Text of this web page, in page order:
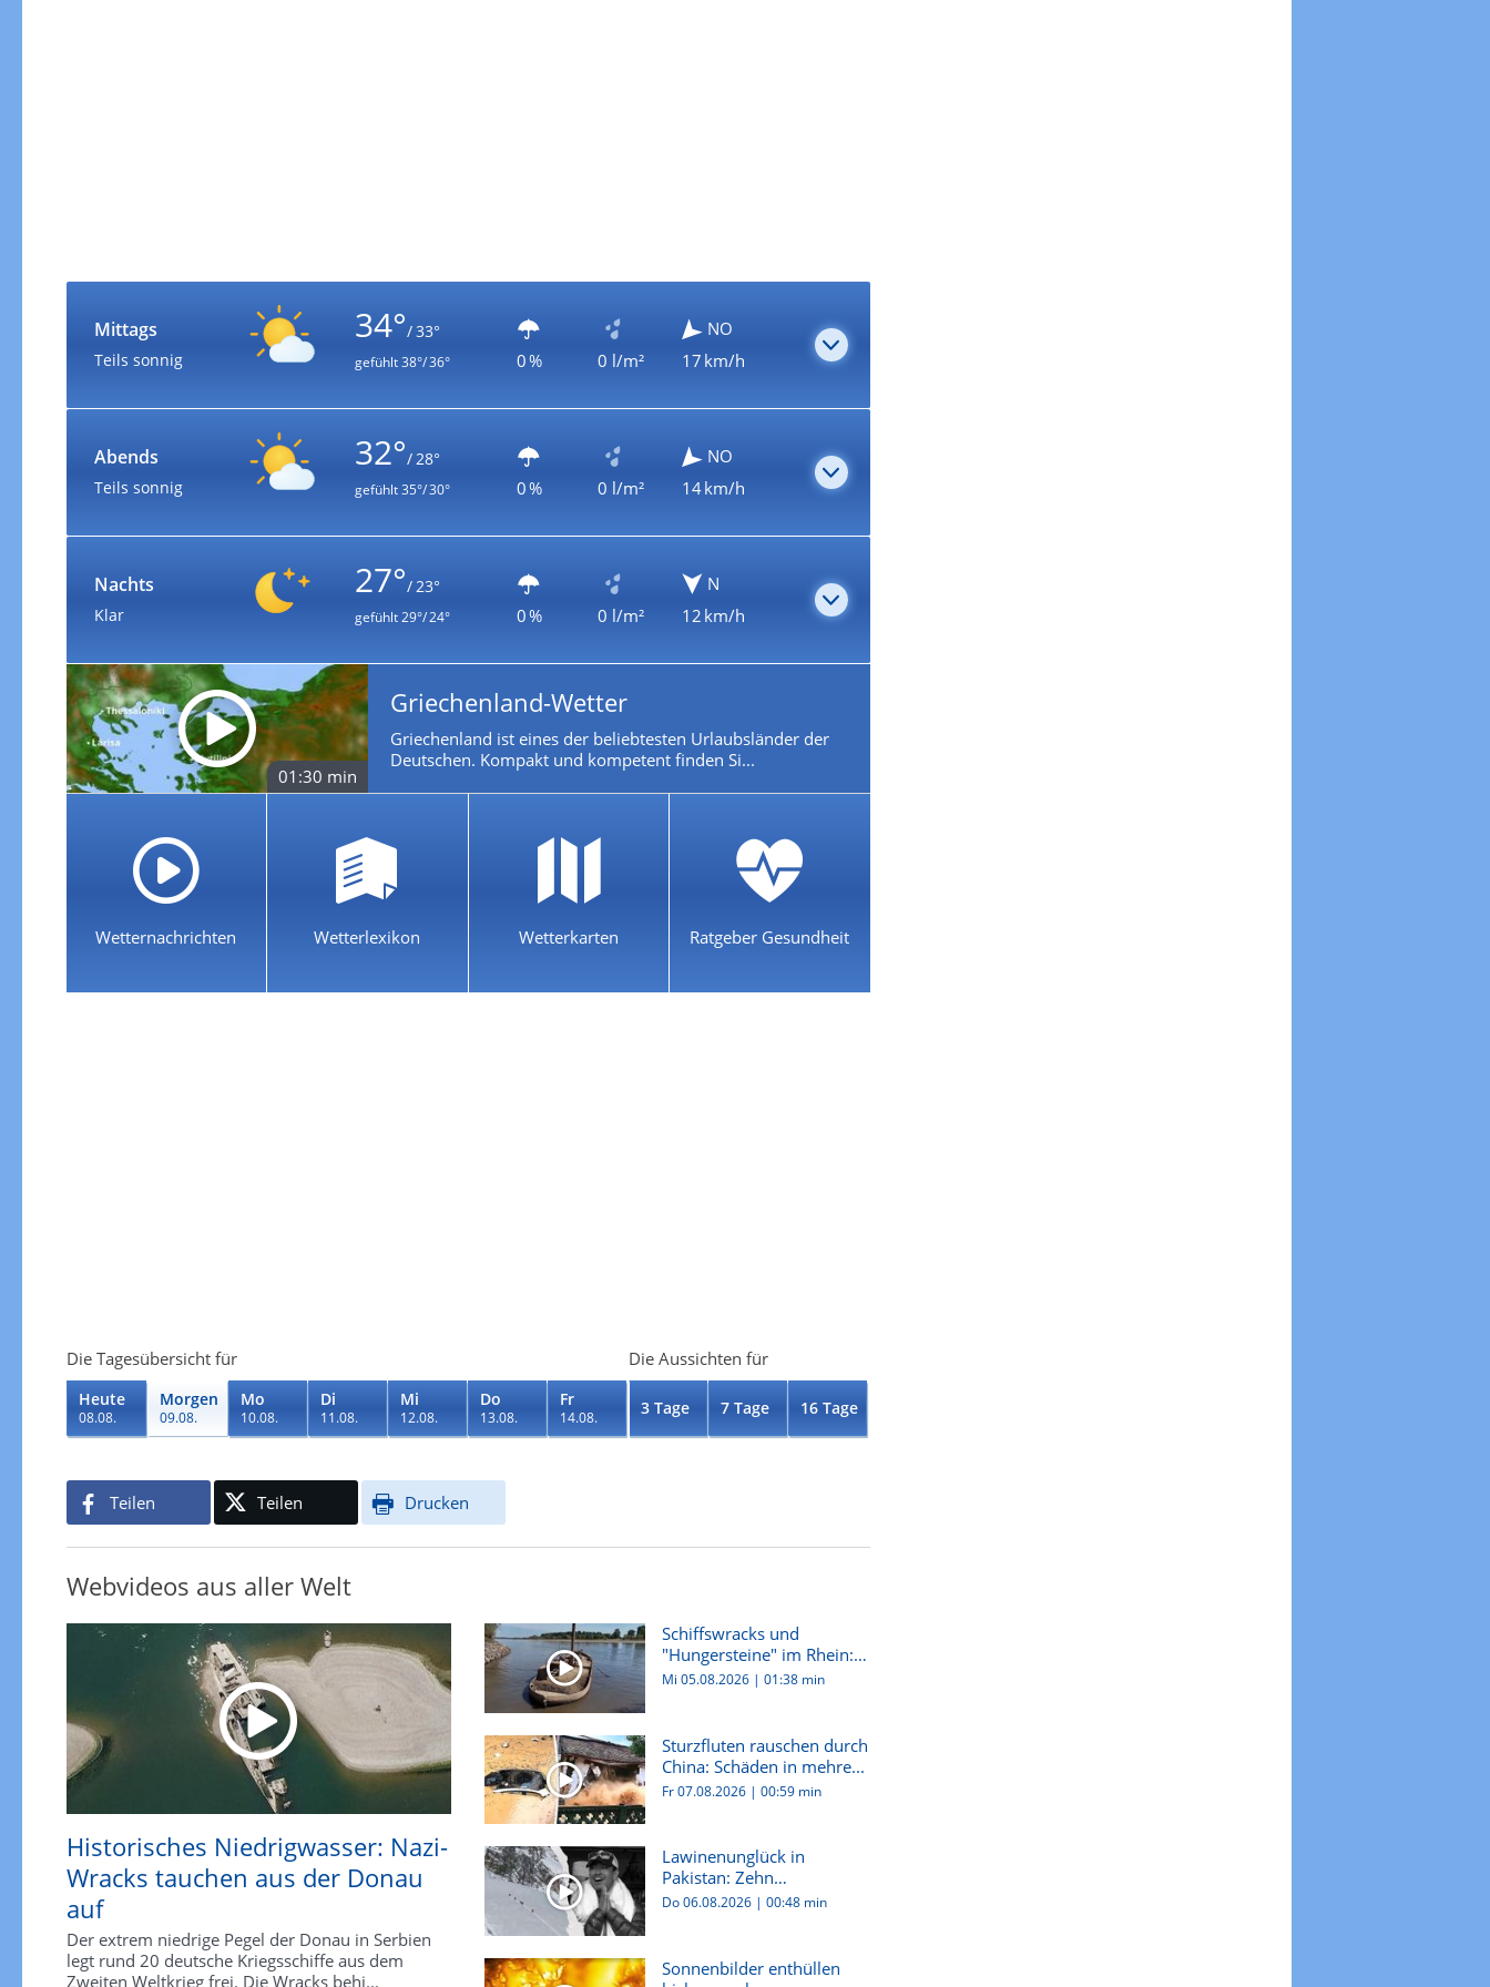
Mittags
Teils sonnig
34°/ 33°
gefühlt38°/ 36° 0 % 0 l/m²
NO
17 km/h
Abends
Teils sonnig
32°/ 28°
gefühlt35°/ 30° 0 % 0 l/m²
NO
14 km/h
Nachts
Klar
27°/ 23°
gefühlt29°/ 24° 0 % 0 l/m²
N
12 km/h
01:30 min
Griechenland-Wetter
Griechenland ist eines der beliebtesten Urlaubsländer der
Deutschen. Kompakt und kompetent finden Si...
Wetternachrichten Wetterlexikon Wetterkarten Ratgeber Gesundheit
Die Tagesübersicht für
Heute
08.08.
Morgen
09.08.
Mo
10.08.
Di
11.08.
Mi
12.08.
Do
13.08.
Fr
14.08.
Die Aussichten für
3 Tage 7 Tage 16 Tage
Teilen Teilen Drucken
Webvideos aus aller Welt
Historisches Niedrigwasser: Nazi-
Wracks tauchen aus der Donau
auf
Der extrem niedrige Pegel der Donau in Serbien
legt rund 20 deutsche Kriegsschiffe aus dem
Zweiten Weltkrieg frei. Die Wracks behi...
Schiffswracks und
"Hungersteine" im Rhein:
Dürre i...
Mi 05.08.2026 |01:38 min
Sturzfluten rauschen durch
China: Schäden in mehre...
Fr 07.08.2026 |00:59 min
Lawinenunglück in
Pakistan: Zehn
Bergsteiger:innen...
Do 06.08.2026 |00:48 min
Sonnenbilder enthüllen